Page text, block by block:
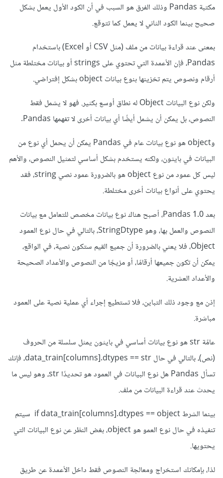
مكتبة Pandas وذلك الفرق هو السبب في أن الكود الأول يعمل بشكل
صحيح بينما الكود الثاني لا يعمل كما تتوقع.
بمعنى عند قراءة بيانات من ملف (مثل CSV أو Excel) باستخدام
Pandas، فإن الأعمدة التي تحتوي على strings أو بيانات مختلطة مثل
أرقام ونصوص يتم تخزينها بنوع بيانات object بشكل إفتراضي.
ولكن نوع البيانات Object له نطاق أوسع بكثير. فهو لا يشمل فقط
النصوص، بل يمكن أن يشمل أيضًا أي بيانات أخرى لا تفهمها Pandas.
وobject هو نوع بيانات عام في Pandas يمكن أن يحمل أي نوع من
البيانات في بايثون، ولكنه يستخدم بشكل أساسي لتمثيل النصوص، والأهم
ليس كل عمود من نوع object هو بالضرورة عمود نصي string، فقد
يحتوي على أنواع بيانات أخرى مختلطة.
بعد Pandas 1.0، أصبح هناك نوع بيانات مخصص للتعامل مع بيانات
النصوص والعمل بها، وهو StringDtype، بالتالي في حال نوع العمود
Object، فلا يعني بالضرورة أن جميع القيم ستكون نصية، في الواقع،
يمكن أن تكون جميعها أرقامًا، أو مزيجًا من النصوص والأعداد الصحيحة
والأعداد العشرية.
إذن مع وجود ذلك التباين، فلا تستطيع إجراء أي عملية نصية على العمود
مباشرة.
عامًة str هو نوع بيانات أساسي في بايثون يمثل سلسلة من الحروف
(نص)، بالتالي في حال data_train[columns].dtypes == str، فإنك
تسأل Pandas هل نوع البيانات في العمود هو تحديدًا str، وهو ليس ما
يحدث عند قراءة البيانات من ملف.
بينما الشرط if data_train[columns].dtypes == object سيتم
تنفيذه في حال نوع العمو هو object، بغض النظر عن نوع البيانات التي
يحتويها.
لذا، بإمكانك استخراج ومعالجة النصوص فقط داخل الأعمدة عن طريق